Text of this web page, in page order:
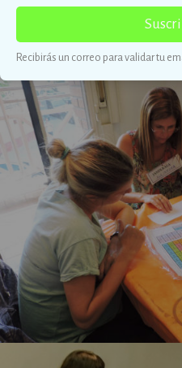
Recibirás un correo para validar tu